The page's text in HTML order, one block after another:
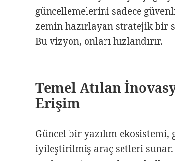
güncellemelerini sadece
zemin hazırlayan stratejik bir
Bu vizyon, onları hızlandırır.
Temel Atılan
Erişim
Güncel bir yazılım
iyileştirilmiş araç setleri sunar.